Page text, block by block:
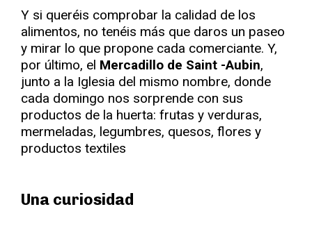
Y si queréis comprobar la calidad de los
alimentos, no tenéis más que daros un paseo
y mirar lo que propone cada comerciante. Y,
por último, el Mercadillo de Saint -Aubin,
junto a la Iglesia del mismo nombre, donde
cada domingo nos sorprende con sus
productos de la huerta: frutas y verduras,
mermeladas, legumbres, quesos, flores y
productos textiles
Una curiosidad